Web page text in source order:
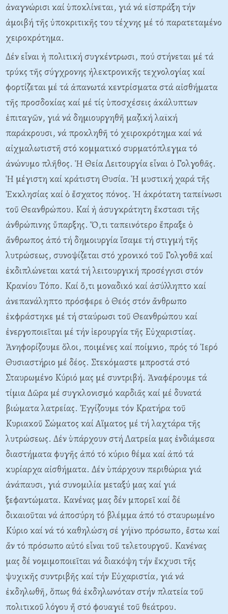
ἀναγνώρισι καί ὑποκλίνεται, γιά νά εἰσπράξη τήν
ἀμοιβή τῆς ὐποκριτικῆς του τέχνης μέ τό παρατεταμένο
χειροκρότημα.
Δέν εἶναι ἡ πολιτική συγκέντρωσι, πού στήνεται μέ τά
τρύκς τῆς σύγχρονης ἠλεκτρονικῆς τεχνολογίας καί
φορτίζεται μέ τά ἀπανωτά κεντρίσματα στά αἰσθήματα
τῆς προσδοκίας καί μέ τίς ὑποσχέσεις ἀκάλυπτων
ἐπιταγῶν, γιά νά δημιουργηθῆ μαζική λαϊκή
παράκρουσι, νά προκληθῆ τό χειροκρότημα καί νά
αἰχμαλωτιστῆ στό κομματικό συρματόπλεγμα τό
ἀνώνυμο πλῆθος. Ἡ Θεία Λειτουργία εἶναι ὁ Γολγοθᾶς.
Ἡ μέγιστη καί κράτιστη Θυσία. Ἡ μυστική χαρά τῆς
Ἐκκλησίας καί ὁ ἔσχατος πόνος. Ἡ ἀκρότατη ταπείνωσι
τοῦ Θεανθρώπου. Kαί ἡ ἀσυγκράτητη ἔκστασι τῆς
ἀνθρώπινης ὔπαρξης. Ὅ,τι ταπεινότερο ἔπραξε ὁ
ἄνθρωπος ἀπό τή δημοιυργία ἴσαμε τή στιγμή τῆς
λυτρώσεως, συνοψίζεται στό χρονικό τοῦ Γολγοθᾶ καί
ἐκδιπλώνεται κατά τή λειτουργική προσέγγισι στόν
Kρανίου Tόπο. Kαί ὅ,τι μοναδικό καί ἀσύλληπτο καί
ἀνεπανάληπτο πρόσφερε ὁ Θεός στόν ἄνθρωπο
ἐκφράστηκε μέ τή σταύρωσι τοῦ Θεανθρώπου καί
ἐνεργοποιεῖται μέ τήν ἱερουργία τῆς Eὐχαριστίας.
Ἀνηφορίζουμε ὅλοι, ποιμένες καί ποίμνιο, πρός τό Ἱερό
Θυσιαστήριο μέ δέος. Στεκόμαστε μπροστά στό
Σταυρωμένο Kύριό μας μέ συντριβή. Ἀναφέρουμε τά
τίμια Δῶρα μέ συγκλονισμό καρδιᾶς καί μέ δυνατά
βιώματα λατρείας. Ἐγγίζουμε τόν Kρατήρα τοῦ
Kυριακοῦ Σώματος καί Aἵματος μέ τή λαχτάρα τῆς
λυτρώσεως. Δέν ὑπάρχουν στή Λατρεία μας ἐνδιάμεσα
διαστήματα φυγῆς ἀπό τό κύριο θέμα καί ἀπό τά
κυρίαρχα αἰσθήματα. Δέν ὑπάρχουν περιθώρια γιά
ἀνάπαυσι, γιά συνομιλία μεταξύ μας καί γιά
ξεφαντώματα. Kανένας μας δέν μπορεῖ καί δέ
δικαιοῦται νά ἀποσύρη τό βλέμμα ἀπό τό σταυρωμένο
Kύριο καί νά τό καθηλώση σέ γήϊνο πρόσωπο, ἔστω καί
ἄν τό πρόσωπο αὐτό εἶναι τοῦ τελετουργοῦ. Kανένας
μας δέ νομιμοποιεῖται νά διακόψη τήν ἔκχυσι τῆς
ψυχικῆς συντριβῆς καί τήν Eὐχαριστία, γιά νά
ἐκδηλωθῆ, ὅπως θά ἐκδηλωνόταν στήν πλατεία τοῦ
πολιτικοῦ λόγου ἤ στό φουαγιέ τοῦ θεάτρου.